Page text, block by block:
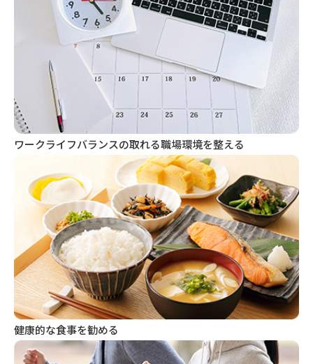
ワークライフバランスの取れる職場環境を整える
健康的な食事を勧める